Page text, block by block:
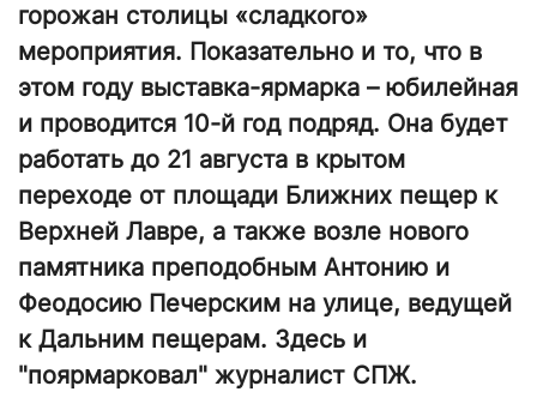
горожан столицы «сладкого»
мероприятия. Показательно и то, что в
этом году выставка-ярмарка – юбилейная
и проводится 10-й год подряд. Она будет
работать до 21 августа в крытом
переходе от площади Ближних пещер к
Верхней Лавре, а также возле нового
памятника преподобным Антонию и
Феодосию Печерским на улице, ведущей
к Дальним пещерам. Здесь и
"поярмарковал" журналист СПЖ.